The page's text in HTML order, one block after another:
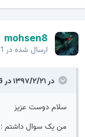
mohsen8
ارسال شده در11 مرداد، 2018
در ۱۳۹۷/۲/۲۱ در 13:16،
سلام دوست عزیز
من یک سوال داشتم :